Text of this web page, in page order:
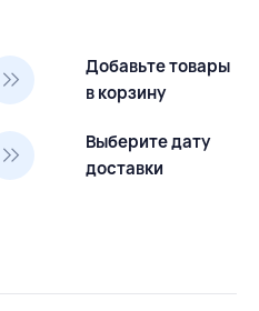
Добавьте товары
в корзину
Выберите дату
доставки